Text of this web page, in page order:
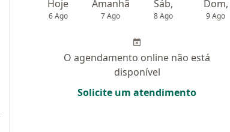
Hoje
6 Ago
Amanhã
7 Ago
Sáb,
8 Ago
Dom,
9 Ago
O agendamento online não está
disponível
Solicite um atendimento